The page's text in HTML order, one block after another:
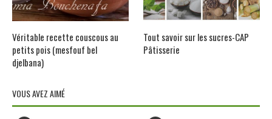
Véritable recette couscous au
petits pois (mesfouf bel
djelbana)
Tout savoir sur les sucres-CAP
Pâtisserie
VOUS AVEZ AIMÉ